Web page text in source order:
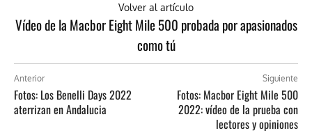
Volver al artículo
Vídeo de la Macbor Eight Mile 500 probada por apasionados
como tú
Anterior
Fotos: Los Benelli Days 2022
aterrizan en Andalucia
Siguiente
Fotos: Macbor Eight Mile 500
2022: vídeo de la prueba con
lectores y opiniones